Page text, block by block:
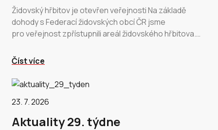
Židovský hřbitov je otevřen veřejnosti Na základě
dohody s Federací židovských obcí ČR jsme
pro veřejnost zpřístupnili areál židovského hřbitova.
Číst více
23. 7. 2026
Aktuality 29. týdne